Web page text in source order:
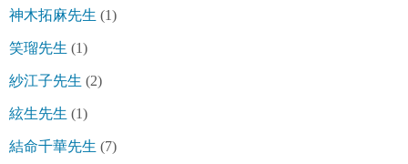
神木拓麻先生 (1)
笑瑠先生 (1)
紗江子先生 (2)
絃生先生 (1)
結命千華先生 (7)